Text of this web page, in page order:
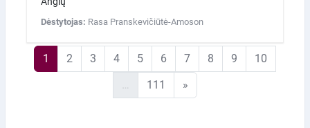
Dėstytojas: Rasa Pranskevičiūtė-Amoson
1 1 puslapis
2 2 puslapis
3 3 puslapis
44 puslapis
55 puslapis
6 6 puslapis
77 puslapis
8 8 puslapis
9 9 puslapis
10
111 111 puslapis
»Kitas puslapis